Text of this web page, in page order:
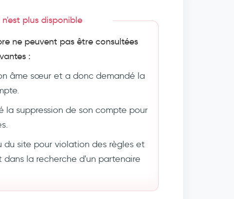
plus disponible
ne peuvent pas être consultées
:
âme sœur et a donc demandé la
la suppression de son compte pour
du site pour violation des règles et
la recherche d'un partenaire